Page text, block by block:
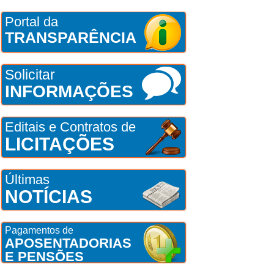
Portal da
TRANSPARÊNCIA
Solicitar
INFORMAÇÕES
Editais e Contratos de
LICITAÇÕES
Últimas
NOTÍCIAS
Pagamentos de
APOSENTADORIAS
E PENSÕES